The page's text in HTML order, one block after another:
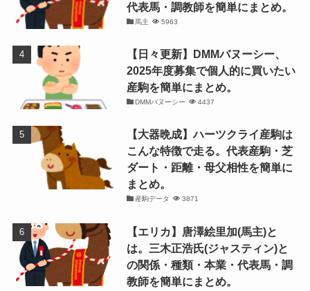
代表馬・調教師を簡単にまとめ。
馬主 5963
【日々更新】DMMバヌーシー、
2025年度募集で個人的に買いたい
産駒を簡単にまとめ。
DMMバヌーシー 4437
【大器晩成】ハーツクライ産駒は
こんな特徴で走る。代表産駒・芝
ダート・距離・母父相性を簡単に
まとめ。
産駒データ 3871
【エリカ】唐澤絵里加(馬主)と
は。三木正浩氏(ジャスティン)と
の関係・種類・本業・代表馬・調
教師を簡単にまとめ。